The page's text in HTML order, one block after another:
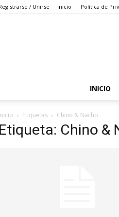
/ Unirse Inicio Política de
INICIO
Etiquetas Chino & Nacho
Etiqueta: Chino &